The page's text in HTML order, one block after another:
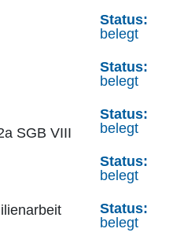
Status:
belegt
Status:
belegt
SGB VIII
Status:
belegt
Status:
belegt
Status:
belegt